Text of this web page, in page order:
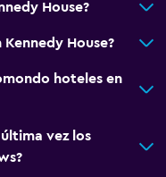
House?
House?
hoteles en
vez los